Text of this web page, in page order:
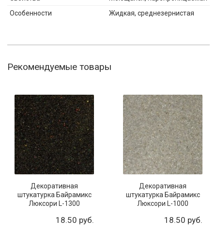
Особенности
Жидкая, среднезернистая
Рекомендуемые товары
Декоративная
штукатурка Байрамикс
Люксори L-1300
18.50 руб.
Декоративная
штукатурка Байрамикс
Люксори L-1000
18.50 руб.